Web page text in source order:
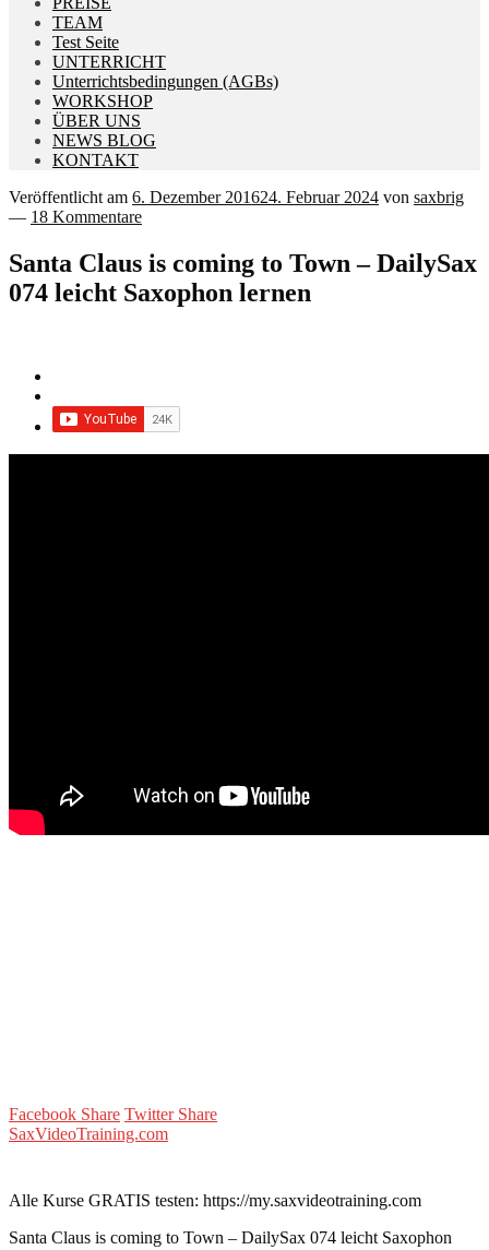
TEAM
Test Seite
UNTERRICHT
Unterrichtsbedingungen (AGBs)
WORKSHOP
ÜBER UNS
NEWS BLOG
KONTAKT
Veröffentlicht am 6. Dezember 201624. Februar 2024 von saxbrig
— 18 Kommentare
Santa Claus is coming to Town – DailySax
074 leicht Saxophon lernen
Facebook Share Twitter Share
SaxVideoTraining.com
Alle Kurse GRATIS testen: https://my.saxvideotraining.com
Santa Claus is coming to Town – DailySax 074 leicht Saxophon